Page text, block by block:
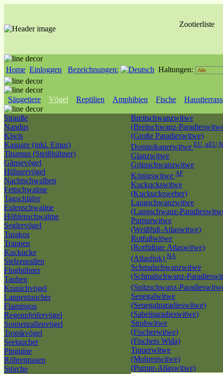
Zootierliste
Home Einloggen Bezeichnungen: Haltungen:
Säugetiere Vögel Reptilien Amphibien Fische
Strauße
Nandus
Kiwis
Kasuare (inkl. Emus)
Tinamus (Steißhühner)
Gänsevögel
Hühnervögel
Nachtschwalben
Fettschwalme
Tagschläfer
Eulenschwalme
Höhlenschwalme
Seglervögel
Turakos
Trappen
Kuckucke
Stelzenrallen
Flughühner
Tauben
Kranichvögel
Lappentaucher
Flamingos
Regenpfeifervögel
Sonnenrallenvögel
Tropikvögel
Seetaucher
Pinguine
Röhrennasen
Störche
Breitschwanzwitwe
(Breitschwanz-
(Große Paradieswitwe)
Dominikanerwitwe EU
Glanzwitwe
Grünschwanzwitwe
Königswitwe AF
Kuckuckswitwe
(Kuckucksweber)
Langschwanzwitwe
(Langschwanz-
Purpurwitwe
(Weißfuß-Atlaswitwe)
Rotfußwitwe
(Rotfüßige Atlaswitwe)
(Atlasfink) NA
Schmalschwanzwitwe
(Schmalschwanz-
(Spitzschwanz-
Senegalwitwe
(Senegalparadieswitwe)
(Sahelparadieswitwe)
Strohwitwe
(Fischerwitwe)
(Fischers Wida)
Trauerwitwe
(Mohrenwitwe)
(Purpur-Atlaswitwe)